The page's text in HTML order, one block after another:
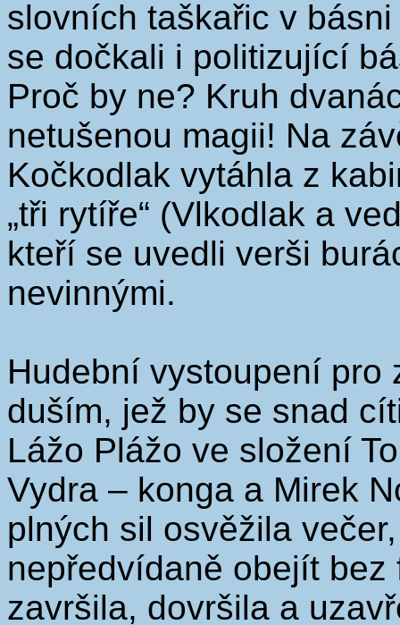
slovních taškařic v
se dočkali i politizující
Proč by ne? Kruh
netušenou magii! Na
Kočkodlak vytáhla z
„tři rytíře“ (Vlkodlak a
kteří se uvedli verši
nevinnými.
Hudební vystoupení pro
duším, jež by se snad
Lážo Plážo ve složení
Vydra – konga a Mirek
plných sil osvěžila
nepředvídaně obejít bez
završila, dovršila a